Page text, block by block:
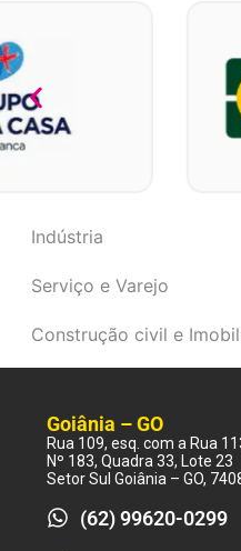
Indústria
Serviço e Varejo
Construção civil e
Goiânia – GO
Rua 109, esq. com a Rua
Nº 183, Quadra 33, Lote 23
Setor Sul Goiânia – GO,
(62) 99620-0299